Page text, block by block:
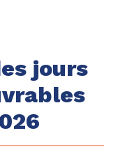
jours